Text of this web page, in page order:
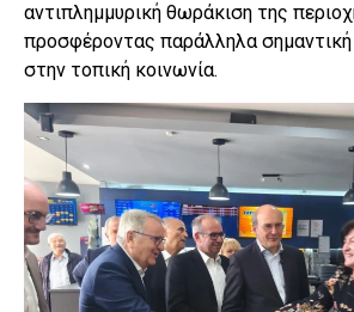
αντιπλημμυρική θωράκιση της
προσφέροντας παράλληλα σημαντική
στην τοπική κοινωνία.